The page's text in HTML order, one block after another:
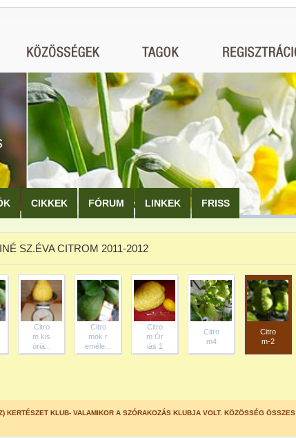
CIKKEK FÓRUM LINKEK FRISS
SZ.ÉVA CITROM 2011-2012
Citro
m kis
óriá...
Citro
mok r
eméle...
Citro
m Ór
iás 1
Citro
m4
Citro
m-2
KERTÉSZET KLUB- VALAMIKOR A SZÓRAKOZÁS KLUBJA VOLT. KÖZÖSSÉG ÖSSZES